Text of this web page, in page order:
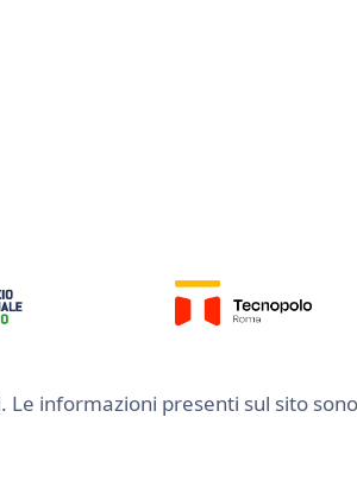
informazioni presenti sul sito